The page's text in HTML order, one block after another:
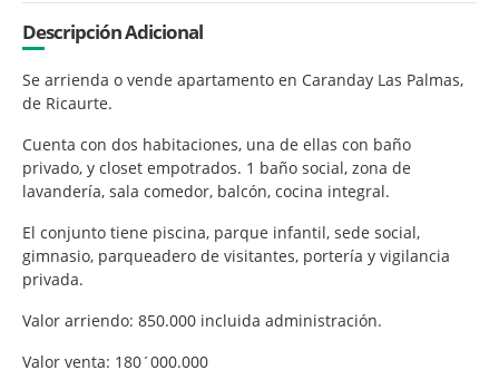
Descripción Adicional
Se arrienda o vende apartamento en Caranday Las Palmas,
de Ricaurte.
Cuenta con dos habitaciones, una de ellas con baño
privado, y closet empotrados. 1 baño social, zona de
lavandería, sala comedor, balcón, cocina integral.
El conjunto tiene piscina, parque infantil, sede social,
gimnasio, parqueadero de visitantes, portería y vigilancia
privada.
Valor arriendo: 850.000 incluida administración.
Valor venta: 180´000.000